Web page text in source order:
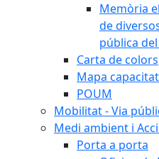
Memòria
de
pública
Carta de colors
Mapa
POUM
Mobilitat - Via
Medi ambient i
Porta a porta